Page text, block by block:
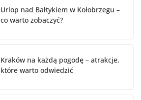
Urlop nad Bałtykiem w Kołobrzegu –
co warto zobaczyć?
Kraków na każdą pogodę – atrakcje,
które warto odwiedzić